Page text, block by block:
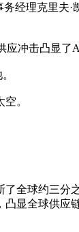
经理克里
冲击凸显
。
全球约三
显全球供